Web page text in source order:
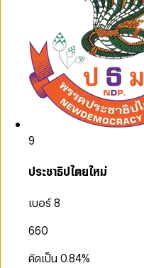
9
ประชาธิปไตยใหม่
เบอร์ 8
660
คิดเป็น0.84%